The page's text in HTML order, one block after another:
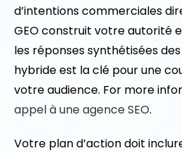
d’intentions commerciales
GEO construit votre autorité
les réponses synthétisées des
hybride est la clé pour une
votre audience. For more
appel à une agence SEO.
Votre plan d’action doit